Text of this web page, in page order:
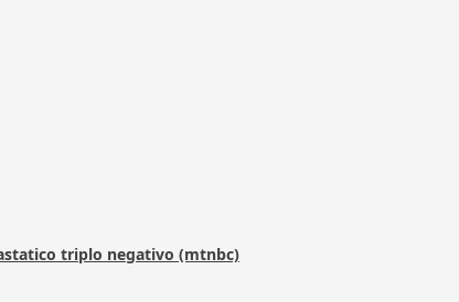
triplo negativo (mtnbc)